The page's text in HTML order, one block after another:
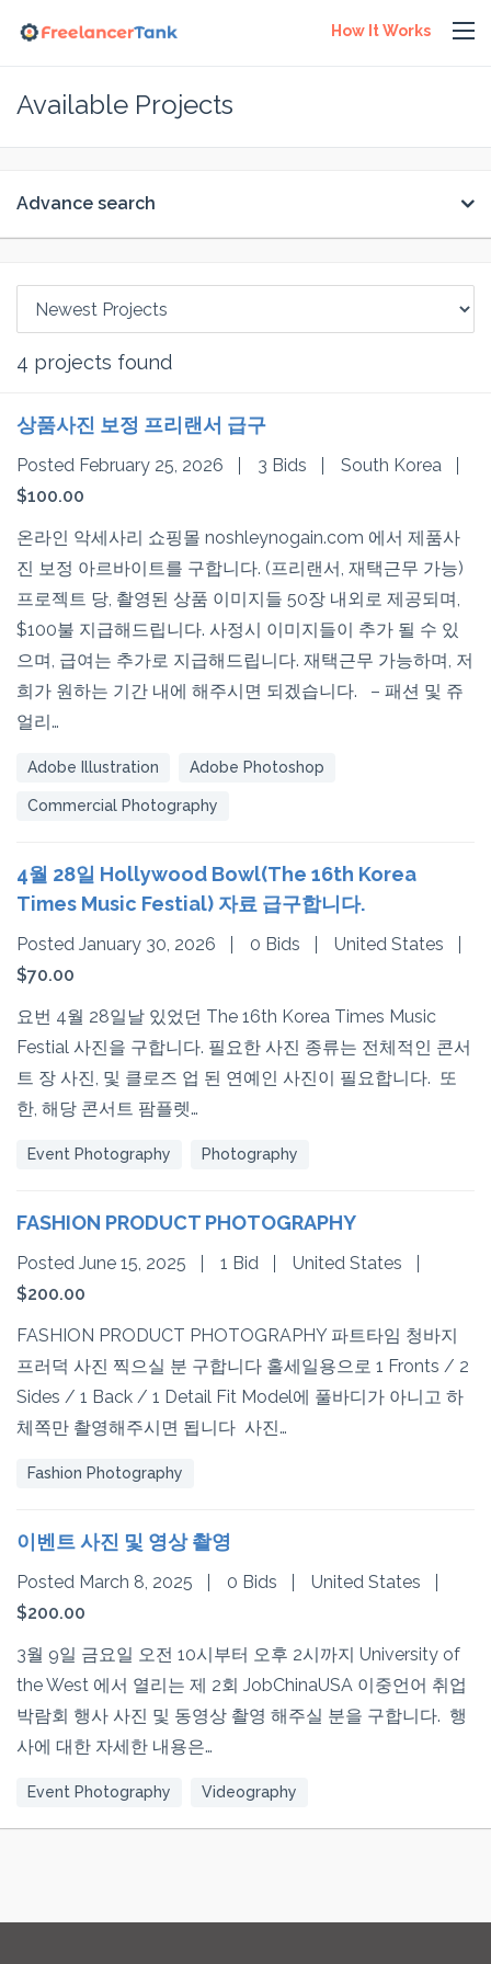
How It Works
Available Projects
Advance search
4 projects found
상품사진 보정 프리랜서 급구
Posted February 25, 2026 3 Bids
South Korea
$100.00
온라인 악세사리 쇼핑몰 noshleynogain.com 에서 제품사
진 보정 아르바이트를 구합니다. (프리랜서, 재택근무 가능)
프로젝트 당, 촬영된 상품 이미지들 50장 내외로 제공되며,
$100불 지급해드립니다. 사정시 이미지들이 추가 될 수 있
으며, 급여는 추가로 지급해드립니다. 재택근무 가능하며, 저
희가 원하는 기간 내에 해주시면 되겠습니다. – 패션 및 쥬
얼리…
Adobe Illustration Adobe Photoshop
Commercial Photography
4월 28일 Hollywood Bowl(The 16th Korea
Times Music Festial) 자료 급구합니다.
Posted January 30, 2026 0 Bids
United States
$70.00
요번 4월 28일날 있었던 The 16th Korea Times Music
Festial 사진을 구합니다. 필요한 사진 종류는 전체적인 콘서
트 장 사진, 및 클로즈 업 된 연예인 사진이 필요합니다. 또
한, 해당 콘서트 팜플렛…
Event Photography Photography
FASHION PRODUCT PHOTOGRAPHY
Posted June 15, 2025 1 Bid
United States
$200.00
FASHION PRODUCT PHOTOGRAPHY 파트타임 청바지
프러덕 사진 찍으실 분 구합니다 홀세일용으로 1 Fronts / 2
Sides / 1 Back / 1 Detail Fit Model에 풀바디가 아니고 하
체쪽만 촬영해주시면 됩니다 사진…
Fashion Photography
이벤트 사진 및 영상 촬영
Posted March 8, 2025 0 Bids
United States
$200.00
3월 9일 금요일 오전 10시부터 오후 2시까지 University of
the West 에서 열리는 제 2회 JobChinaUSA 이중언어 취업
박람회 행사 사진 및 동영상 촬영 해주실 분을 구합니다. 행
사에 대한 자세한 내용은…
Event Photography Videography